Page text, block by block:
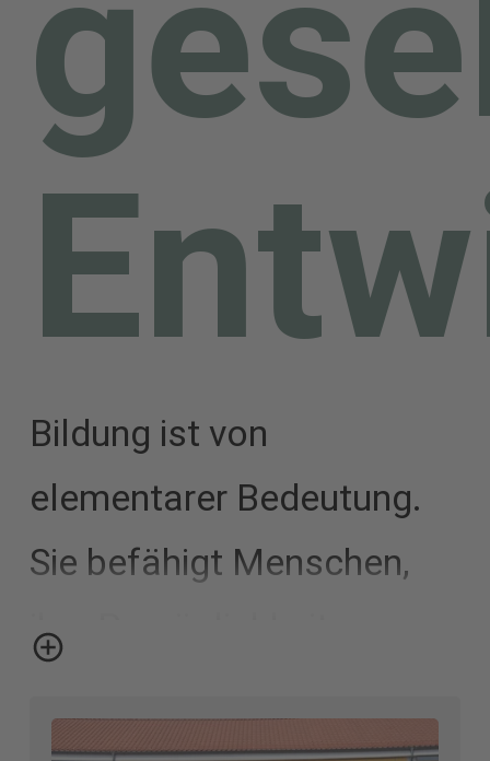
Bildung ist von
elementarer Bedeutung.
Sie befähigt Menschen,
ihre Persönlichkeit zu